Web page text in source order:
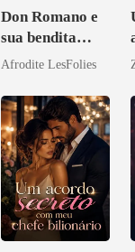
Don Romano e
sua bendita
ruína
Afrodite LesFolies